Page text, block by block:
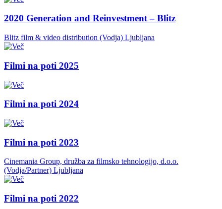
2020 Generation and Reinvestment – Blitz
Blitz film & video distribution (Vodja) Ljubljana
Filmi na poti 2025
Filmi na poti 2024
Filmi na poti 2023
Cinemania Group, družba za filmsko tehnologijo, d.o.o.
(Vodja/Partner) Ljubljana
Filmi na poti 2022